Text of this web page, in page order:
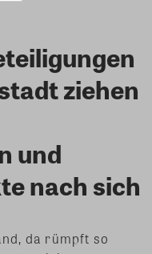
ziehen
und
nach sich
da rümpft so